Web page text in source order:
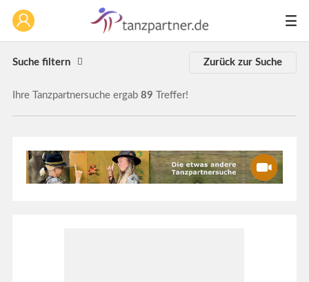
Suche filtern Zurück zur Suche
Ihre Tanzpartnersuche ergab 89 Treffer!